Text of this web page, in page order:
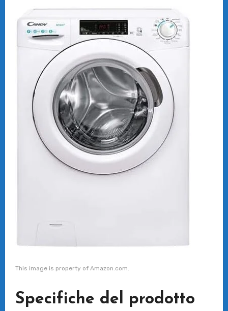
This image is property of Amazon.com.
Specifiche del prodotto